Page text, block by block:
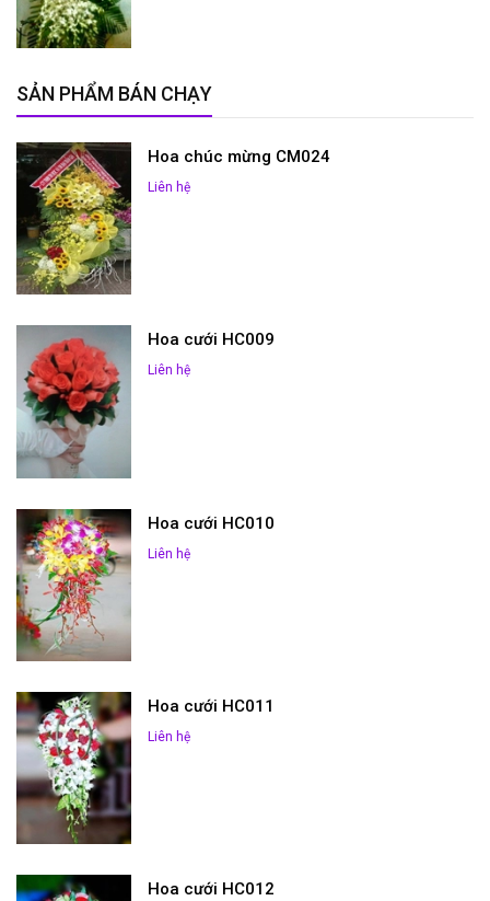
SẢN PHẨM BÁN CHẠY
Hoa chúc mừng CM024
Liên hệ
Hoa cưới HC009
Liên hệ
Hoa cưới HC010
Liên hệ
Hoa cưới HC011
Liên hệ
Hoa cưới HC012